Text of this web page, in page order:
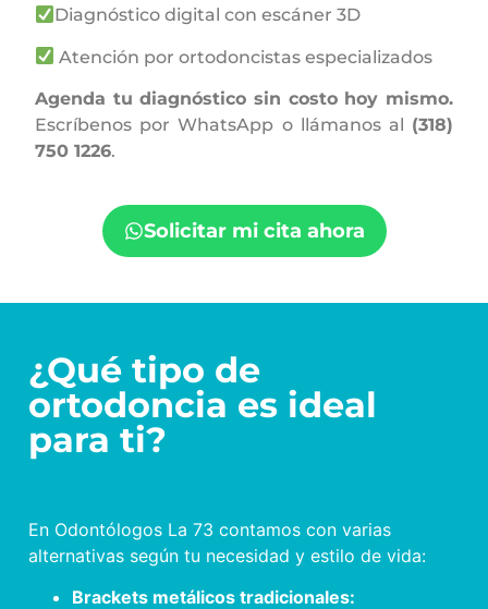
Diagnóstico digital con escáner 3D
Atención por ortodoncistas especializados
Agenda tu diagnóstico sin costo hoy mismo.
Escríbenos por WhatsApp o llámanos al (318)
750 1226.
Solicitar mi cita ahora
¿Qué tipo de
ortodoncia es ideal
para ti?
En Odontólogos La 73 contamos con varias
alternativas según tu necesidad y estilo de vida:
Brackets metálicos tradicionales: